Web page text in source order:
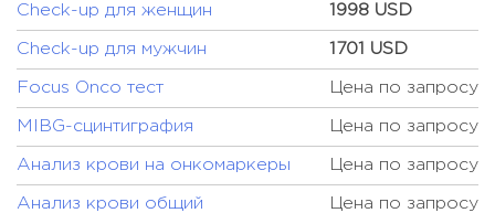
Check-up для женщин 1998 USD
Check-up для мужчин 1701 USD
Focus Onco тест Цена по запросу
MIBG-сцинтиграфия Цена по запросу
Анализ крови на онкомаркеры Цена по запросу
Анализ крови общий Цена по запросу